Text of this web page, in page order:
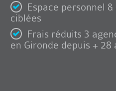
Espace personnel
ciblées
Frais réduits 3
en Gironde depuis + 28